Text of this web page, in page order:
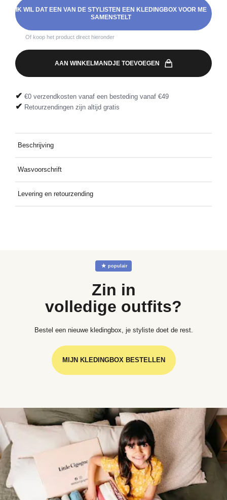
IK WIL DAT EEN VAN DE STYLISTEN EEN KLEDINGBOX VOOR ME
SAMENSTELT
Of koop het product direct hieronder
AAN WINKELMANDJE TOEVOEGEN
✔ €0 verzendkosten vanaf een besteding vanaf €49
✔ Retourzendingen zijn altijd gratis
Beschrijving
Wasvoorschrift
Levering en retourzending
☆ populair
Zin in
volledige outfits?
Bestel een nieuwe kledingbox, je styliste doet de rest.
MIJN KLEDINGBOX BESTELLEN